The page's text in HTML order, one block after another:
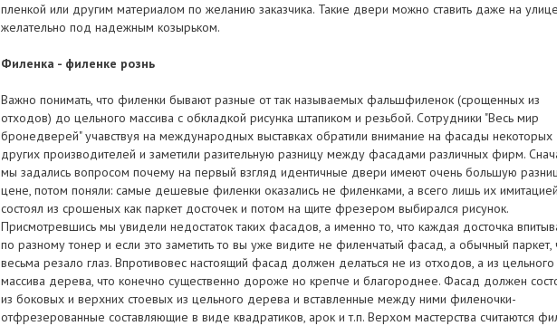
пленкой или другим материалом по желанию заказчика. Такие двери можно ставить даже на
желательно под надежным козырьком.
Филенка - филенке рознь
Важно понимать, что филенки бывают разные от так называемых фальшфиленок (срощенных из
отходов) до цельного массива с обкладкой рисунка штапиком и резьбой. Сотрудники "Весь мир
бронедверей" учавствуя на международных выставках обратили внимание на фасады некоторых
других производителей и заметили разительную разницу между фасадами различных фирм.
мы задались вопросом почему на первый взгляд идентичные двери имеют очень большую
цене, потом поняли: cамые дешевые филенки оказались не филенками, а всего лишь их
состоял из срошеных как паркет досточек и потом на щите фрезером выбирался рисунок.
Присмотревшись мы увидели недостаток таких фасадов, а именно то, что каждая досточка
по разному тонер и если это заметить то вы уже видите не филенчатый фасад, а обычный паркет,
весьма резало глаз. Впротивовес настоящий фасад должен делаться не из отходов, а из цельного
массива дерева, что конечно существенно дороже но крепче и благороднее. Фасад должен
из боковых и верхних стоевых из цельного дерева и вставленные между ними филеночки-
отфрезерованные составляющие в виде квадратиков, арок и т.п. Верхом мастерства считаются